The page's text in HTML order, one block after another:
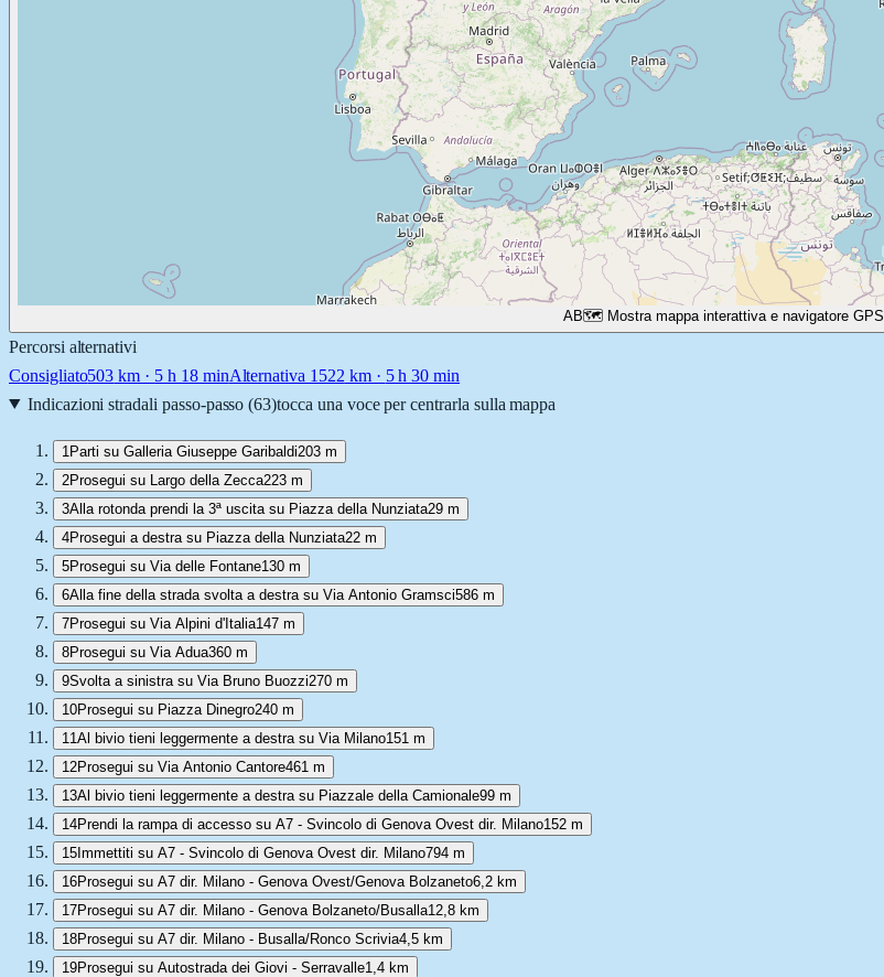
AB🗺️ Mostra mappa interattiva e navigatore GPS
Percorsi alternativi
Consigliato503 km · 5 h 18 minAlternativa 1 522 km · 5 h 30 min
Indicazioni stradali passo-passo (63)tocca una voce per centrarla sulla mappa
1 Parti su Galleria Giuseppe Garibaldi203 m
2Prosegui su Largo della Zecca223 m
3Alla rotonda prendi la 3ª uscita su Piazza della Nunziata29 m
4Prosegui a destra su Piazza della Nunziata22 m
5Prosegui su Via delle Fontane130 m
6Alla fine della strada svolta a destra su Via Antonio Gramsci586 m
7Prosegui su Via Alpini d'Italia147 m
8Prosegui su Via Adua360 m
9Svolta a sinistra su Via Bruno Buozzi270 m
10Prosegui su Piazza Dinegro240 m
11Al bivio tieni leggermente a destra su Via Milano151 m
12Prosegui su Via Antonio Cantore461 m
13Al bivio tieni leggermente a destra su Piazzale della Camionale99 m
14Prendi la rampa di accesso su A7 - Svincolo di Genova Ovest dir. Milano152 m
15Immettiti su A7 - Svincolo di Genova Ovest dir. Milano794 m
16Prosegui su A7 dir. Milano - Genova Ovest/Genova Bolzaneto6,2 km
17Prosegui su A7 dir. Milano - Genova Bolzaneto/Busalla12,8 km
18Prosegui su A7 dir. Milano - Busalla/Ronco Scrivia4,5 km
19Prosegui su Autostrada dei Giovi - Serravalle1,4 km